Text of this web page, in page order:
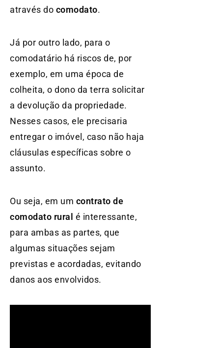
através do comodato.
Já por outro lado, para o
comodatário há riscos de, por
exemplo, em uma época de
colheita, o dono da terra solicitar
a devolução da propriedade.
Nesses casos, ele precisaria
entregar o imóvel, caso não haja
cláusulas específicas sobre o
assunto.
Ou seja, em um contrato de
comodato rural é interessante,
para ambas as partes, que
algumas situações sejam
previstas e acordadas, evitando
danos aos envolvidos.